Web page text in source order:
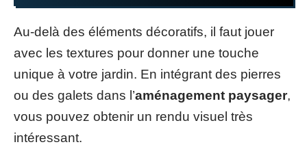
Au-delà des éléments décoratifs, il faut jouer
avec les textures pour donner une touche
unique à votre jardin. En intégrant des pierres
ou des galets dans l’aménagement paysager,
vous pouvez obtenir un rendu visuel très
intéressant.